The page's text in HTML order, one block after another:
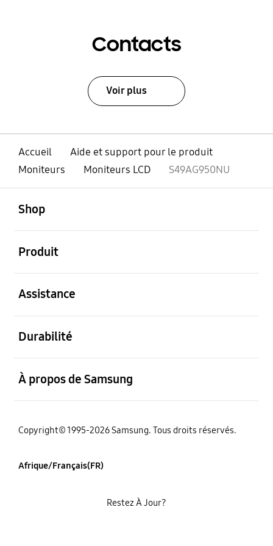
Contacts
Voir plus
Accueil
Aide et support pour le produit
Moniteurs
Moniteurs LCD S49AG950NU
Shop
Produit
Assistance
Durabilité
À propos de Samsung
Copyright© 1995-2026 Samsung. Tous droits réservés.
Afrique/Français(FR)
Restez À Jour?